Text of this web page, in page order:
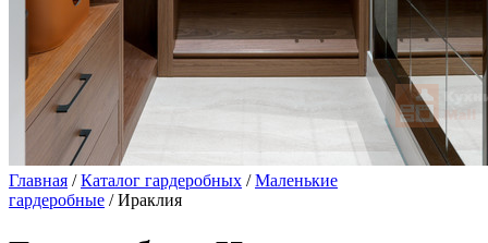
Главная /Каталог гардеробных /Маленькие
гардеробные / Ираклия